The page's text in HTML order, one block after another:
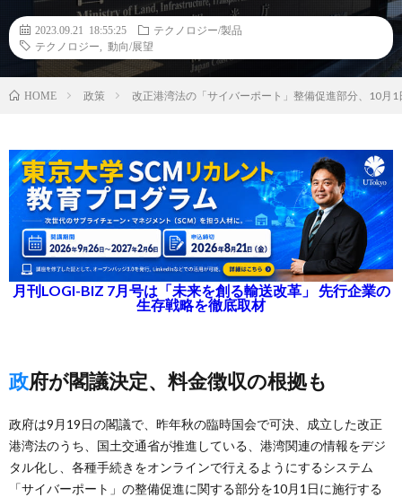
2023.09.21 18:55:25
テクノロジー/製品
テクノロジー
動向/展望
HOME 政策 改正港湾法の「サイバーポート」整備促進部分、10月1
月刊LOGI-BIZ 7月号は「未来を創る輸送改革」 先行企業の
生存戦略を徹底取材
政府が閣議決定、料金徴収の根拠も
政府は9月19日の閣議で、昨年秋の臨時国会で可決、成立した改正
港湾法のうち、国土交通省が推進している、港湾関連の情報をデジ
タル化し、各種手続きをオンラインで行えるようにするシステム
「サイバーポート」の整備促進に関する部分を10月1日に施行する